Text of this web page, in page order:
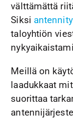
välttämättä
Siksi
taloyhtiön
Meillä on
laadukkaat
suorittaa